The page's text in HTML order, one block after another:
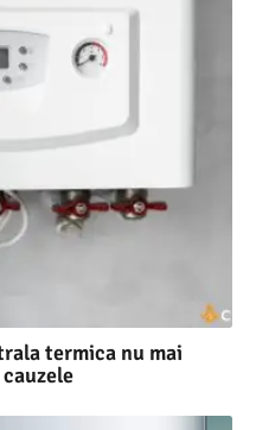
termica nu mai